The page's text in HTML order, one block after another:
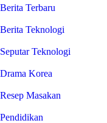
Berita Terbaru
Berita Teknologi
Seputar Teknologi
Drama Korea
Resep Masakan
Pendidikan